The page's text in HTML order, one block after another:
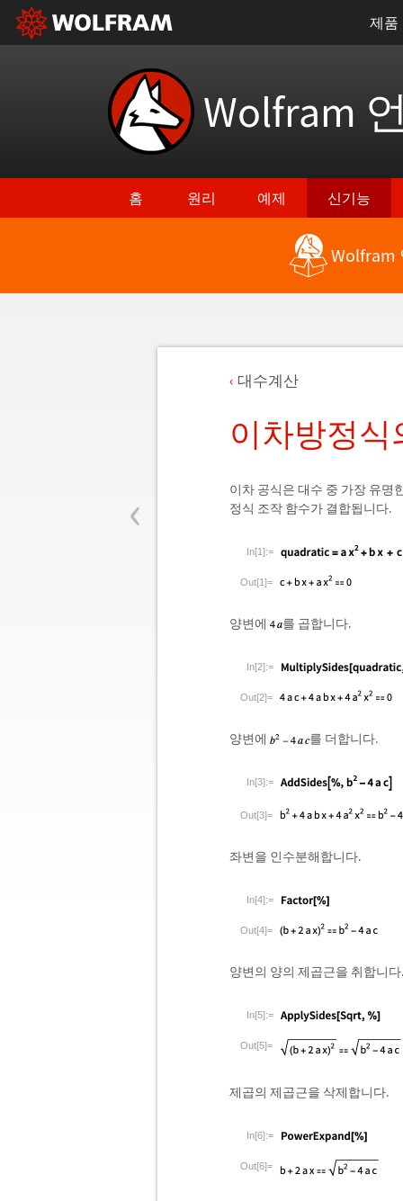
제품
Wolfram
홈 원리 예제 신기능
Wolfram
‹
대수계산
이차방정식
이차 공식은 대수 중 가장 유명
정식 조작 함수가 결합됩니다.
In[1]:=
Out[1]=
양변에 를 곱합니다.
In[2]:=
Out[2]=
양변에 를 더합니다.
In[3]:=
Out[3]=
좌변을 인수분해합니다.
In[4]:=
Out[4]=
양변의 양의 제곱근을 취합니다.
In[5]:=
Out[5]=
제곱의 제곱근을 삭제합니다.
In[6]:=
Out[6]=